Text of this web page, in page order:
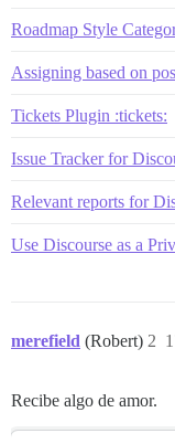
Roadmap Style
Assigning based on
Tickets Plugin :tickets:
Issue Tracker for
Relevant reports for
Use Discourse as a
merefield (Robert) 2
Recibe algo de amor.